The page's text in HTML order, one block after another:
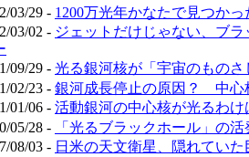
03/29 - 1200万光年かなたで見つか
03/02 - ジェットだけじゃない、ブ
09/29 - 光る銀河核が「宇宙のもの
02/23 - 銀河成長停止の原因？ 中心
01/06 - 活動銀河の中心核が光るわ
05/28 -
「光るブラックホール」の
08/03 - 日米の天文衛星、隠れてい